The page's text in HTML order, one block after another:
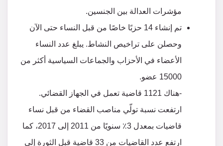
مؤشرات العدالة بين الجنسين.
تم إنشاء 14 حزبًا خاصًا من قبل النساء حتى الآن
وحصلن على تراخيص النشاط. يبلغ عدد النساء
الأعضاء في الأحزاب والجماعات السياسية أكثر من
15000 عضو.
-هناك 1121 قاضية تعمل في الجهاز القضائي.
ارتفعت نسبة تولّي مناصب القضاء من قبل نساء
قاضيات بمعدل 3٪ سنويًا من 2011 إلى 2017، كما
ارتفع عدد القاضيات من 33 قاضية قبل الثورة إلى